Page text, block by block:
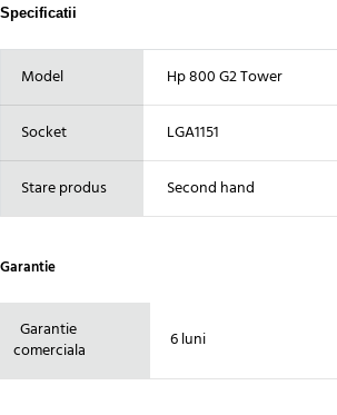
Specificatii
Model Hp 800 G2 Tower
Socket LGA1151
Stare produs Second hand
Garantie
Garantie
comerciala
6 luni